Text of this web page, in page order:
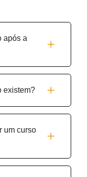
após a
existem?
um curso